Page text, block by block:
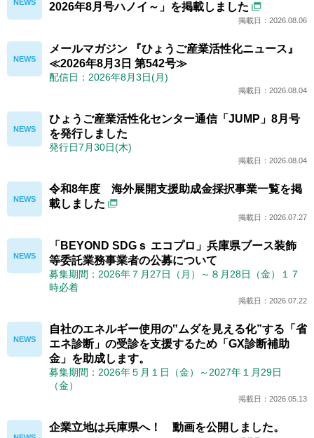
2026年8月号ハノイ～」を掲載しました
掲載日：2026.08.06
メールマガジン 『ひょうご産業活性化ニュース』
≪2026年8月3日 第542号≫
配信日：2026年8月3日(月)
掲載日：2026.08.04
ひょうご産業活性化センター通信「JUMP」8月号
を発行しました
発行日7月30日(木)
掲載日：2026.08.04
令和8年度 海外展開支援助成金採択事業一覧を掲
載しました
掲載日：2026.07.27
「BEYOND SDGｓ エコプロ」兵庫県ブース装飾
等委託業務事業者の公募について
募集期間：2026年７月27日（月）～８月28日（金）１７
時必着
掲載日：2026.07.22
自社のエネルギー使用の‟ムダを見える化”する「省
エネ診断」の受診を支援するため「GX診断補助
金」を助成します。
募集期間：2026年５月１日（金）～2027年１月29日
（金）
掲載日：2026.05.13
企業立地は兵庫県へ！ 動画を公開しました。